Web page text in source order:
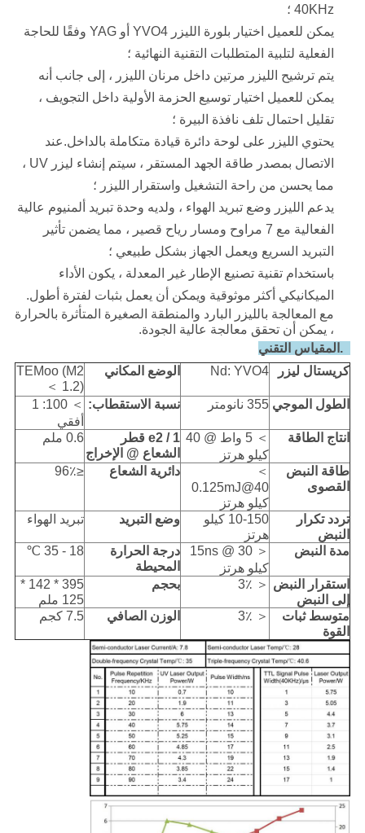
40KHz ؛
يمكن للعميل اختيار بلورة الليزر YVO4 أو YAG وفقًا للحاجة
الفعلية لتلبية المتطلبات التقنية النهائية ؛
يتم ترشيح الليزر مرتين داخل مرنان الليزر ، إلى جانب أنه
يمكن للعميل اختيار توسيع الحزمة الأولية داخل التجويف ،
تقليل احتمال تلف نافذة البيرة ؛
يحتوي الليزر على لوحة دائرة قيادة متكاملة بالداخل.عند
الاتصال بمصدر طاقة الجهد المستقر ، سيتم إنشاء ليزر UV ،
مما يحسن من راحة التشغيل واستقرار الليزر ؛
يدعم الليزر وضع تبريد الهواء ، ولديه وحدة تبريد ألمنيوم عالية
الفعالية مع 7 مراوح ومسار رياح قصير ، مما يضمن تأثير
التبريد السريع ويعمل الجهاز بشكل طبيعي ؛
باستخدام تقنية تصنيع الإطار غير المعدلة ، يكون الأداء
الميكانيكي أكثر موثوقية ويمكن أن يعمل بثبات لفترة أطول.
مع المعالجة بالليزر البارد والمنطقة الصغيرة المتأثرة بالحرارة
، يمكن أن تحقق معالجة عالية الجودة.
كريستال ليزر
Nd: YVO4 الوضع المكاني
TEMoo (M2
＜ 1.2)
الطول الموجي 355 نانومتر نسبة الاستقطاب:
＞ 100: 1
أفقي
انتاج الطاقة
＞ 5 واط @ 40
كيلو هرتز
1 / e2 قطر
الشعاع @ الإخراج
0.6 ملم
طاقة النبض
القصوى
＞
0.125mJ@40
كيلو هرتز
دائرية الشعاع ≤96٪
تردد تكرار
النبض
10-150 كيلو
هرتز
وضع التبريد تبريد الهواء
مدة النبض
＜ 15ns @ 30
كيلو هرتز
درجة الحرارة
المحيطة
18 - 35 ℃
استقرار النبض
إلى النبض
＜ 3٪ بحجم
395 * 142 *
125 ملم
متوسط ​​ثبات
القوة
＜ 3٪ الوزن الصافي 7.5 كجم